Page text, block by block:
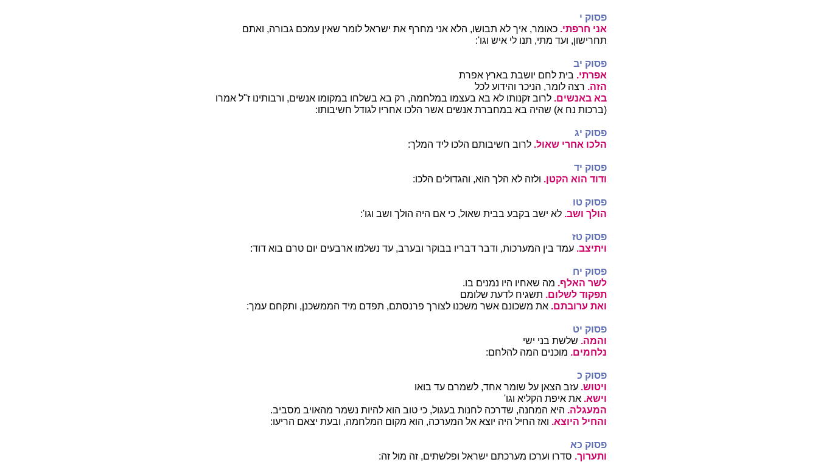
פסוק י
אני חרפתי. כאומר, איך לא תבושו, הלא אני מחרף את ישראל לומר שאין עמכם גבורה, ואתם
תחרישון, ועד מתי, תנו לי איש וגו':
פסוק יב
אפרתי. בית לחם יושבת בארץ אפרת
הזה. רצה לומר, הניכר והידוע לכל
בא באנשים. לרוב זקנותו לא בא בעצמו במלחמה, רק בא בשלחו במקומו אנשים, ורבותינו ז"ל אמרו
(ברכות נח א) שהיה בא במחברת אנשים אשר הלכו אחריו לגודל חשיבותו:
פסוק יג
הלכו אחרי שאול. לרוב חשיבותם הלכו ליד המלך:
פסוק יד
ודוד הוא הקטן. ולזה לא הלך הוא, והגדולים הלכו:
פסוק טו
הולך ושב. לא ישב בקבע בבית שאול, כי אם היה הולך ושב וגו':
פסוק טז
ויתיצב. עמד בין המערכות, ודבר דבריו בבוקר ובערב, עד נשלמו ארבעים יום טרם בוא דוד:
פסוק יח
לשר האלף. מה שאחיו היו נמנים בו.
תפקוד לשלום. תשגיח לדעת שלומם
ואת ערובתם. את משכונם אשר משכנו לצורך פרנסתם, תפדם מיד הממשכנן, ותקחם עמך:
פסוק יט
והמה. שלשת בני ישי
נלחמים. מוכנים המה להלחם:
פסוק כ
ויטוש. עזב הצאן על שומר אחד, לשמרם עד בואו
וישא. את איפת הקליא וגו'
המעגלה. היא המחנה, שדרכה לחנות בעגול, כי טוב הוא להיות נשמר מהאויב מסביב.
והחיל היוצא. ואז החיל היה יוצא אל המערכה, הוא מקום המלחמה, ובעת יצאם הריעו:
פסוק כא
ותערוך. סדרו וערכו מערכתם ישראל ופלשתים, זה מול זה: